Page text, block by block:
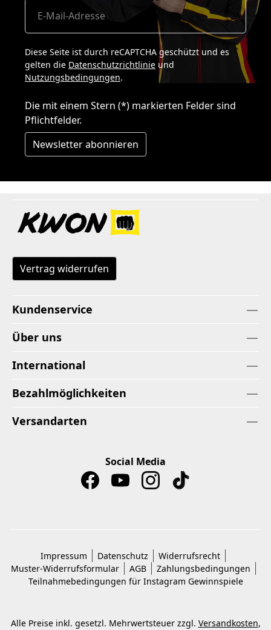
Diese Seite ist durch reCAPTCHA geschützt und es
gelten die Datenschutzrichtlinie und
Nutzungsbedingungen.
Die mit einem Stern (*) markierten Felder sind
Pflichtfelder.
Newsletter abonnieren
Vertrag widerrufen
Kundenservice
Über uns
International
Bezahlmöglichkeiten
Versandarten
Social Media
Impressum Datenschutz
Widerrufsrecht
Muster-Widerrufsformular
AGB
Zahlungsbedingungen
Teilnahmebedingungen für Instagram Gewinnspiele
Alle Preise inkl. gesetzl. Mehrwertsteuer zzgl. Versandkosten,